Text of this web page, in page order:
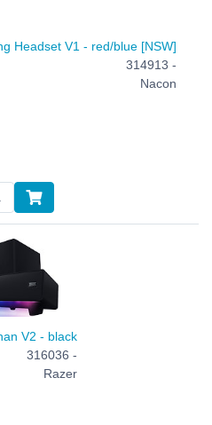
Headset V1 - red/blue [NSW]
314913 -
Nacon
V2 - black
316036 -
Razer